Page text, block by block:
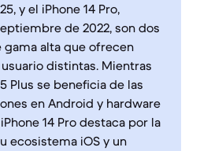
y el iPhone 14 Pro,
de 2022, son dos
alta que ofrecen
distintas. Mientras
Plus se beneficia de las
en Android y hardware
14 Pro destaca por la
ecosistema iOS y un